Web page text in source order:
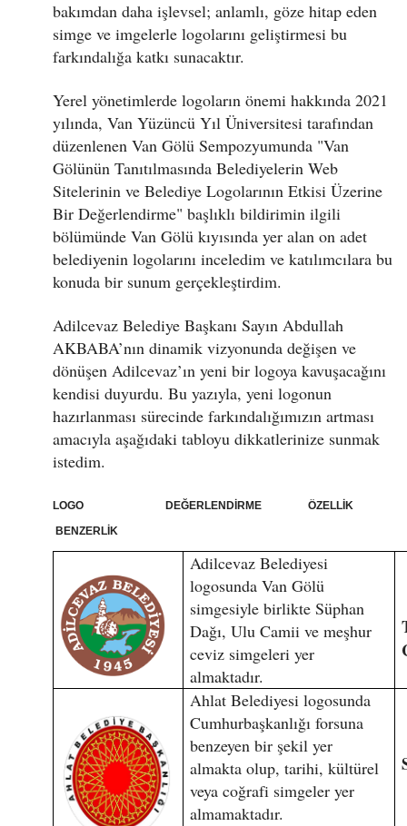
bakımdan daha işlevsel; anlamlı, göze hitap eden
simge ve imgelerle logolarını geliştirmesi bu
farkındalığa katkı sunacaktır.
Yerel yönetimlerde logoların önemi hakkında 2021
yılında, Van Yüzüncü Yıl Üniversitesi tarafından
düzenlenen Van Gölü Sempozyumunda "Van
Gölünün Tanıtılmasında Belediyelerin Web
Sitelerinin ve Belediye Logolarının Etkisi Üzerine
Bir Değerlendirme" başlıklı bildirimin ilgili
bölümünde Van Gölü kıyısında yer alan on adet
belediyenin logolarını inceledim ve katılımcılara bu
konuda bir sunum gerçekleştirdim.
Adilcevaz Belediye Başkanı Sayın Abdullah
AKBABA’nın dinamik vizyonunda değişen ve
dönüşen Adilcevaz’ın yeni bir logoya kavuşacağını
kendisi duyurdu. Bu yazıyla, yeni logonun
hazırlanması sürecinde farkındalığımızın artması
amacıyla aşağıdaki tabloyu dikkatlerinize sunmak
istedim.
LOGO DEĞERLENDİRME ÖZELLİK
BENZERLİK
Adilcevaz Belediyesi
logosunda Van Gölü
simgesiyle birlikte Süphan
Dağı, Ulu Camii ve meşhur
ceviz simgeleri yer
almaktadır.
Ahlat Belediyesi logosunda
Cumhurbaşkanlığı forsuna
benzeyen bir şekil yer
almakta olup, tarihi, kültürel
veya coğrafi simgeler yer
almamaktadır.